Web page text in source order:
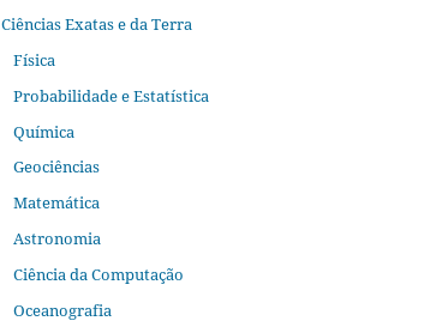
Ciências Exatas e da Terra
Física
Probabilidade e Estatística
Química
Geociências
Matemática
Astronomia
Ciência da Computação
Oceanografia